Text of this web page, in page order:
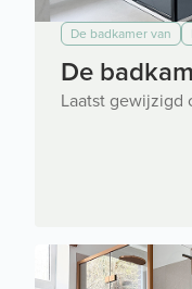
De badkamer van
De
Laatst gewijzigd